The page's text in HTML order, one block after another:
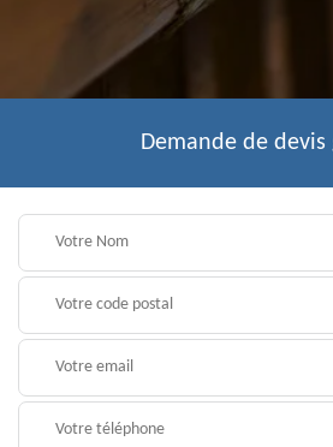
Demande de